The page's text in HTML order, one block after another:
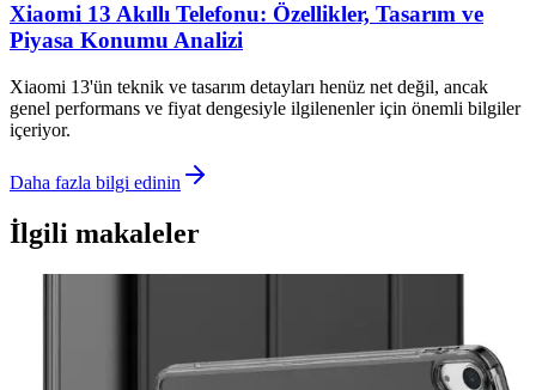
Xiaomi 13 Akıllı Telefonu: Özellikler, Tasarım ve
Piyasa Konumu Analizi
Xiaomi 13'ün teknik ve tasarım detayları henüz net değil, ancak
genel performans ve fiyat dengesiyle ilgilenenler için önemli bilgiler
içeriyor.
Daha fazla bilgi edinin
İlgili makaleler